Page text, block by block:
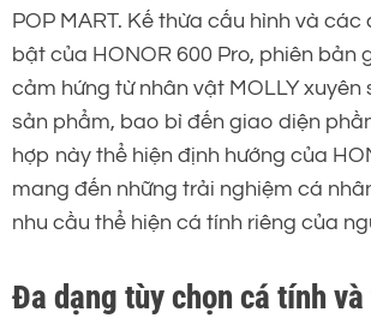
POP MART. Kế thừa cấu hình và các
bật của HONOR 600 Pro, phiên bản
cảm hứng từ nhân vật MOLLY xuyên
sản phẩm, bao bì đến giao diện
hợp này thể hiện định hướng của
mang đến những trải nghiệm cá
nhu cầu thể hiện cá tính riêng của
Đa dạng tùy chọn cá tính